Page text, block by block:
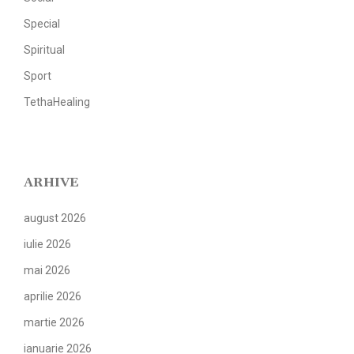
Special
Spiritual
Sport
TethaHealing
ARHIVE
august 2026
iulie 2026
mai 2026
aprilie 2026
martie 2026
ianuarie 2026